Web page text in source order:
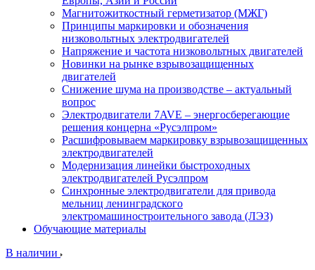
Магнитожиткостный герметизатор (МЖГ)
Принципы маркировки и обозначения
низковольтных электродвигателей
Напряжение и частота низковольтных двигателей
Новинки на рынке взрывозащищенных
двигателей
Снижение шума на производстве – актуальный
вопрос
Электродвигатели 7AVE – энергосберегающие
решения концерна «Русэлпром»
Расшифровываем маркировку взрывозащищенных
электродвигателей
Модернизация линейки быстроходных
электродвигателей Русэлпром
Синхронные электродвигатели для привода
мельниц ленинградского
электромашиностроительного завода (ЛЭЗ)
Обучающие материалы
В наличии